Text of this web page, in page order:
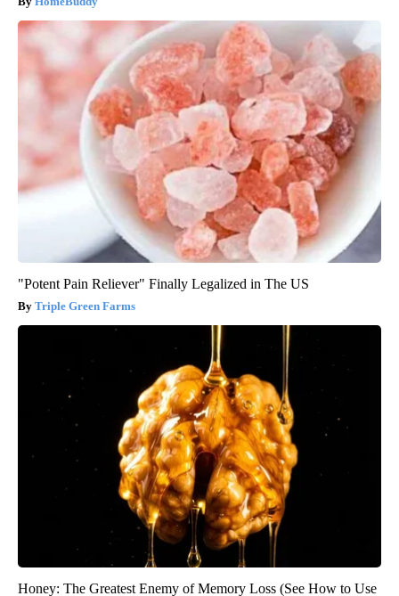
"Potent Pain Reliever" Finally Legalized in The US
Triple Green Farms
Honey: The Greatest Enemy of Memory Loss (See How to Use